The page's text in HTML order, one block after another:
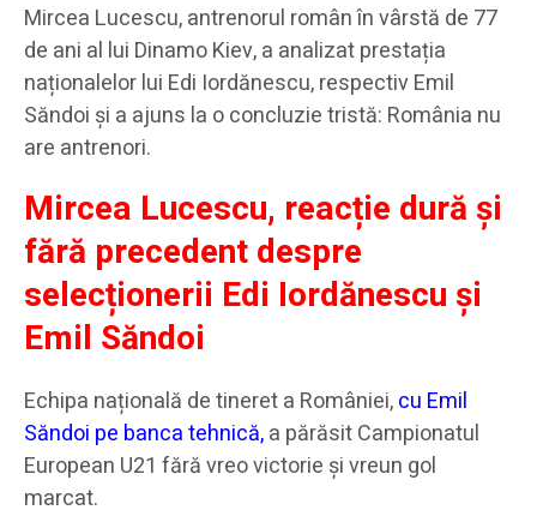
Mircea Lucescu, antrenorul român în vârstă de 77
de ani al lui Dinamo Kiev, a analizat prestația
naționalelor lui Edi Iordănescu, respectiv Emil
Săndoi și a ajuns la o concluzie tristă: România nu
are antrenori.
Mircea Lucescu, reacție dură și
fără precedent despre
selecționerii Edi Iordănescu și
Emil Săndoi
Echipa națională de tineret a României,cu Emil
Săndoi pe banca tehnică,a părăsit Campionatul
European U21 fără vreo victorie și vreun gol
marcat.